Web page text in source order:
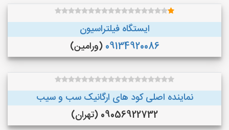
ایستگاه فیلتراسیون
09134920086 (ورامین)
نماینده اصلی کود های ارگانیک سب و سیب
09056922732 (تهران)